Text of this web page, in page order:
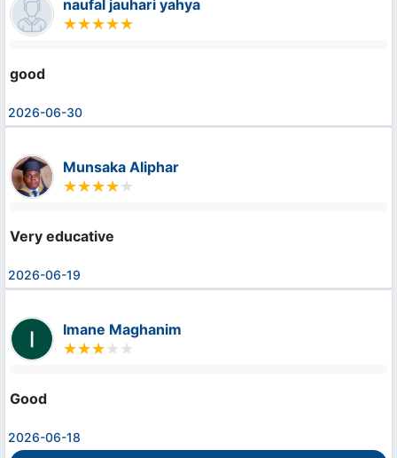
naufal jauhari yahya
good
2026-06-30
Munsaka Aliphar
Very educative
2026-06-19
Imane Maghanim
Good
2026-06-18